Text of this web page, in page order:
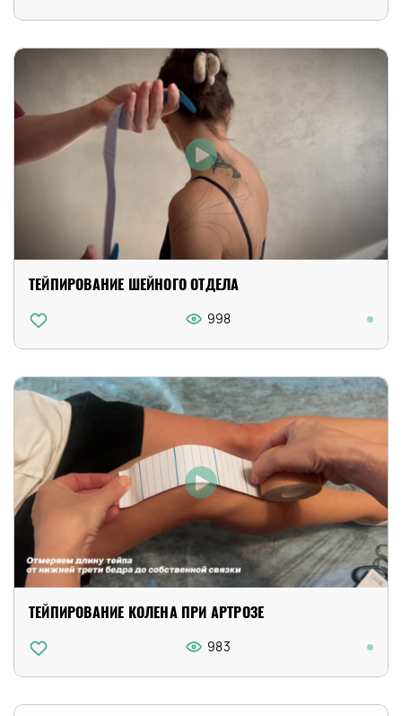
ТЕЙПИРОВАНИЕ ШЕЙНОГО ОТДЕЛА
998
ТЕЙПИРОВАНИЕ КОЛЕНА ПРИ АРТРОЗЕ
983